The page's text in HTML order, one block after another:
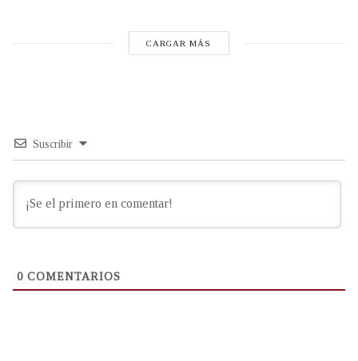
CARGAR MÁS
Suscribir
0 COMENTARIOS